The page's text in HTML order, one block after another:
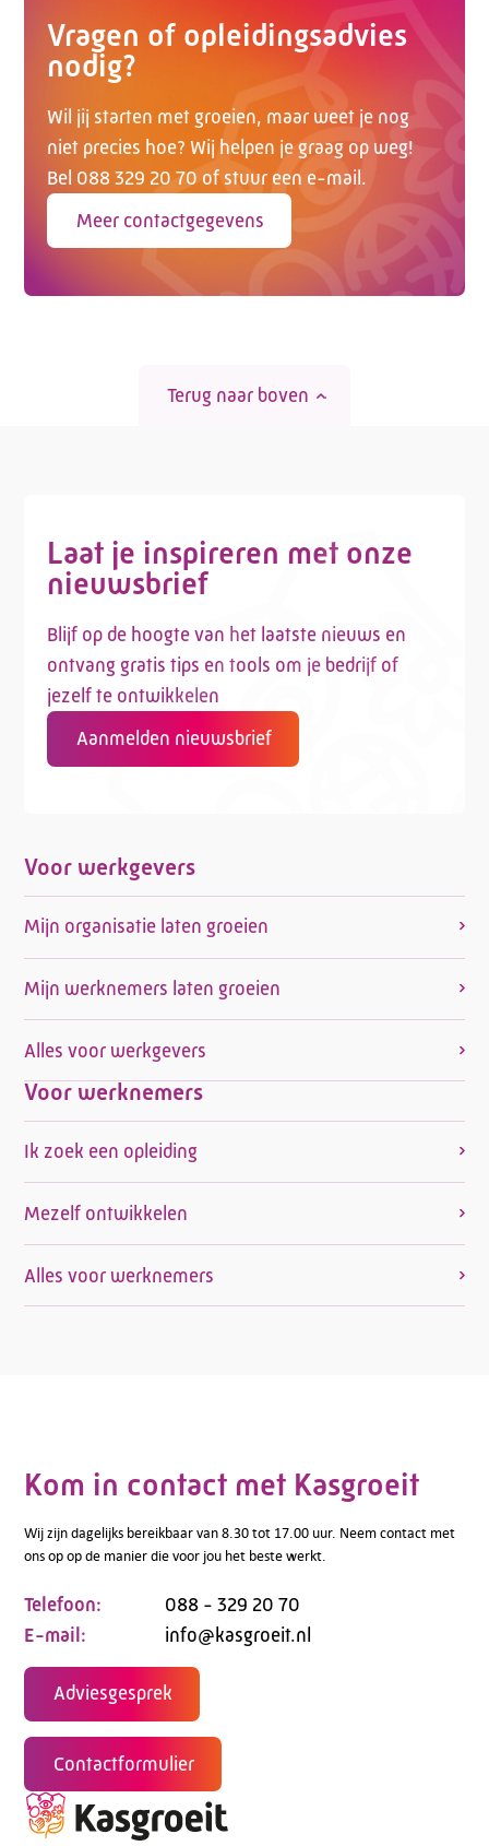
Vragen of opleidingsadvies
nodig?
Wil jij starten met groeien, maar weet je nog
niet precies hoe? Wij helpen je graag op weg!
Bel 088 329 20 70 of stuur een e-mail.
Meer contactgegevens
Terug naar boven
Laat je inspireren met onze
nieuwsbrief
Blijf op de hoogte van het laatste nieuws en
ontvang gratis tips en tools om je bedrijf of
jezelf te ontwikkelen
Aanmelden nieuwsbrief
Voor werkgevers
Mijn organisatie laten groeien
Mijn werknemers laten groeien
Alles voor werkgevers
Voor werknemers
Ik zoek een opleiding
Mezelf ontwikkelen
Alles voor werknemers
Kom in contact met Kasgroeit
Wij zijn dagelijks bereikbaar van 8.30 tot 17.00 uur. Neem contact met
ons op op de manier die voor jou het beste werkt.
Telefoon:
088 - 329 20 70
E-mail:
info@kasgroeit.nl
Adviesgesprek
Contactformulier